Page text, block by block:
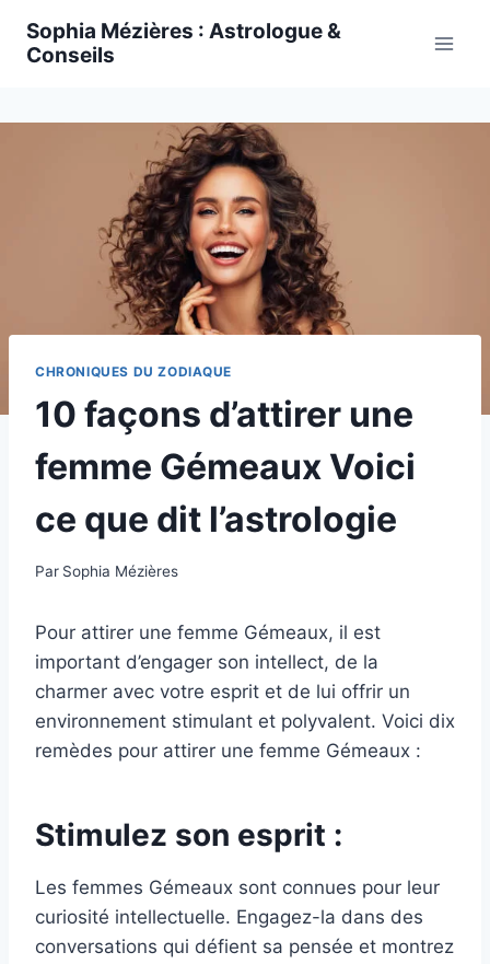
Sophia Mézières : Astrologue &
Conseils
CHRONIQUES DU ZODIAQUE
10 façons d’attirer une
femme Gémeaux Voici
ce que dit l’astrologie
Par Sophia Mézières
Pour attirer une femme Gémeaux, il est
important d’engager son intellect, de la
charmer avec votre esprit et de lui offrir un
environnement stimulant et polyvalent. Voici dix
remèdes pour attirer une femme Gémeaux :
Stimulez son esprit :
Les femmes Gémeaux sont connues pour leur
curiosité intellectuelle. Engagez-la dans des
conversations qui défient sa pensée et montrez